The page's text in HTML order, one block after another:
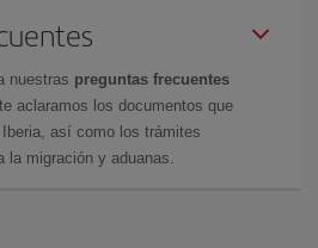
nuestras preguntas frecuentes
aclaramos los documentos que
así como los trámites
la migración y aduanas.